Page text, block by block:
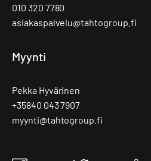
010 320 7780
asiakaspalvelu@tahtogroup.fi
Myynti
Pekka Hyvärinen
+35840 043 7907
myynti@tahtogroup.fi